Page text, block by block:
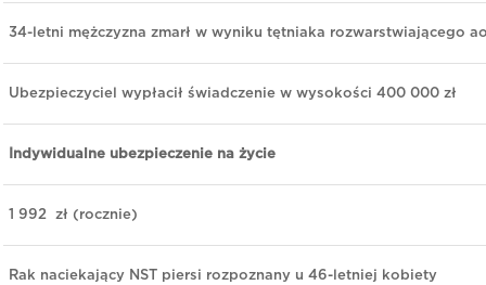
34-letni mężczyzna zmarł w wyniku tętniaka rozwarstwiającego
Ubezpieczyciel wypłacił świadczenie w wysokości 400 000 zł
Indywidualne ubezpieczenie na życie
1 992 zł (rocznie)
Rak naciekający NST piersi rozpoznany u 46-letniej kobiety